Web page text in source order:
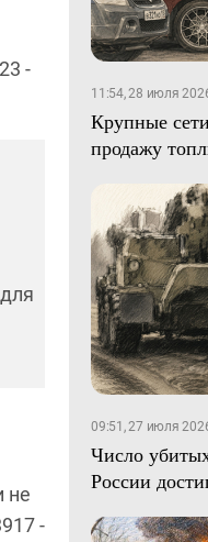
-
не
-
11:54, 28 июля
Крупные
продажу
09:51, 27 июля
Число
России